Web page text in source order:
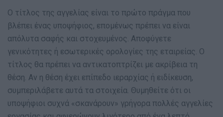
Ο τίτλος της αγγελίας είναι το πρώτο πράγμα που
βλέπει ένας υποψήφιος, επομένως πρέπει να είναι
απόλυτα σαφής και στοχευμένος. Αποφύγετε
γενικότητες ή εσωτερικές ορολογίες της εταιρείας. Ο
τίτλος θα πρέπει να αντικατοπτρίζει με ακρίβεια τη
θέση. Αν η θέση έχει επίπεδο ιεραρχίας ή ειδίκευση,
συμπεριλάβετε αυτά τα στοιχεία. Θυμηθείτε ότι οι
υποψήφιοι συχνά «σκανάρουν» γρήγορα πολλές αγγελίες